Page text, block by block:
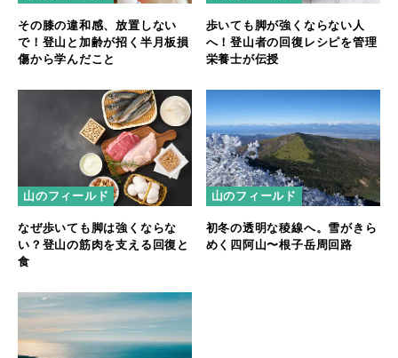
その膝の違和感、放置しない
で！登山と加齢が招く半月板損
傷から学んだこと
歩いても脚が強くならない人
へ！登山者の回復レシピを管理
栄養士が伝授
山のフィールド
なぜ歩いても脚は強くならな
い？登山の筋肉を支える回復と
食
山のフィールド
初冬の透明な稜線へ。雪がきら
めく四阿山〜根子岳周回路